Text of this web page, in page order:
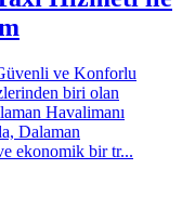
ve Konforlu
biri olan
Havalimanı
Dalaman
ekonomik bir tr...